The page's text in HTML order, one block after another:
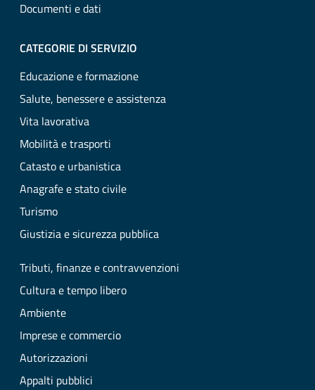
Documenti e dati
CATEGORIE DI SERVIZIO
Educazione e formazione
Salute, benessere e assistenza
Vita lavorativa
Mobilità e trasporti
Catasto e urbanistica
Anagrafe e stato civile
Turismo
Giustizia e sicurezza pubblica
Tributi, finanze e contravvenzioni
Cultura e tempo libero
Ambiente
Imprese e commercio
Autorizzazioni
Appalti pubblici